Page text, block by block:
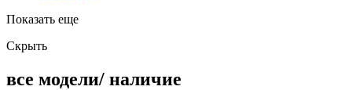
Показать еще
Скрыть
все модели/ наличие